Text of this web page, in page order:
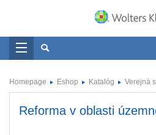
Homepage Eshop Katalóg Verejná
Reforma v oblasti